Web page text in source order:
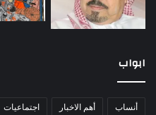
ابواب
أنساب أهم الاخبار اجتماعيات